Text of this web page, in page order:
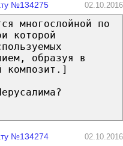
№134275 02.10.2016
многослойной по
которой
образуя в
композит.]
№134274 02.10.2016